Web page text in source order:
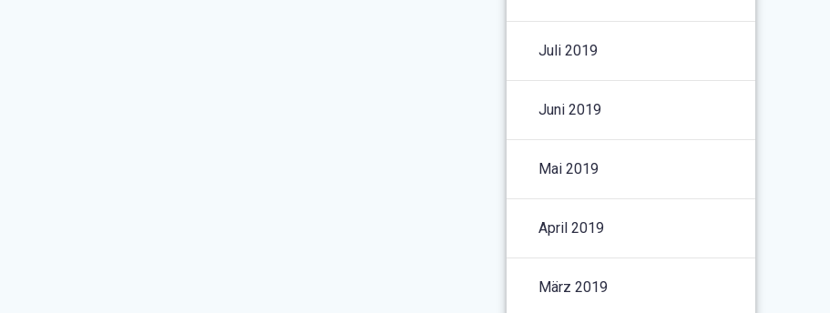
Juli 2019
Juni 2019
Mai 2019
April 2019
März 2019